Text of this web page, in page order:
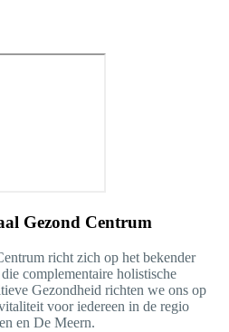
Gezond Centrum
richt zich op het bekender
complementaire holistische
Gezondheid richten we ons op
voor iedereen in de regio
en De Meern.